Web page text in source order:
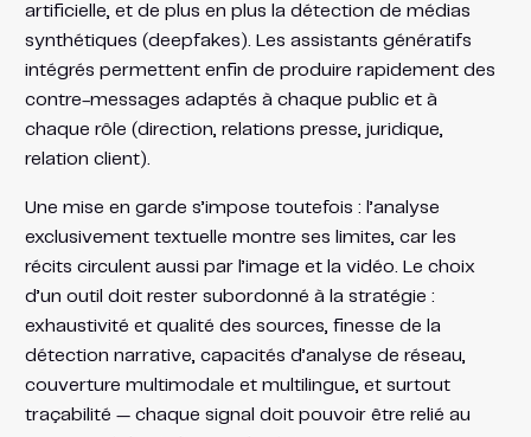
artificielle, et de plus en plus la détection de médias
synthétiques (deepfakes). Les assistants génératifs
intégrés permettent enfin de produire rapidement des
contre-messages adaptés à chaque public et à
chaque rôle (direction, relations presse, juridique,
relation client).
Une mise en garde s’impose toutefois : l’analyse
exclusivement textuelle montre ses limites, car les
récits circulent aussi par l’image et la vidéo. Le choix
d’un outil doit rester subordonné à la stratégie :
exhaustivité et qualité des sources, finesse de la
détection narrative, capacités d’analyse de réseau,
couverture multimodale et multilingue, et surtout
traçabilité — chaque signal doit pouvoir être relié au